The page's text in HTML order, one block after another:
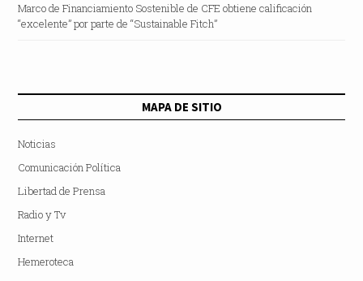
Marco de Financiamiento Sostenible de CFE obtiene calificación
“excelente” por parte de “Sustainable Fitch”
MAPA DE SITIO
Noticias
Comunicación Política
Libertad de Prensa
Radio y Tv
Internet
Hemeroteca